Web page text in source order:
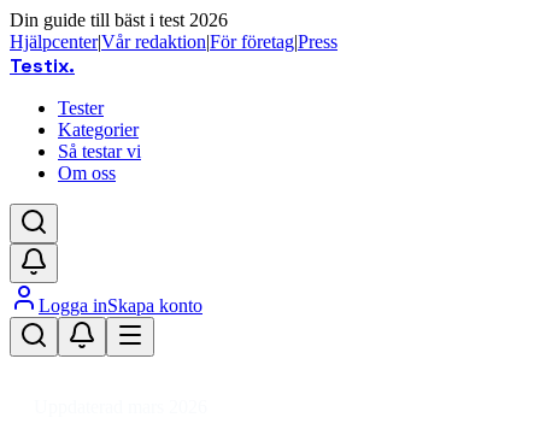
Din guide till bäst i test 2026
Hjälpcenter|Vår redaktion|För företag|Press
Testix.
Tester
Kategorier
Så testar vi
Om oss
Logga inSkapa konto